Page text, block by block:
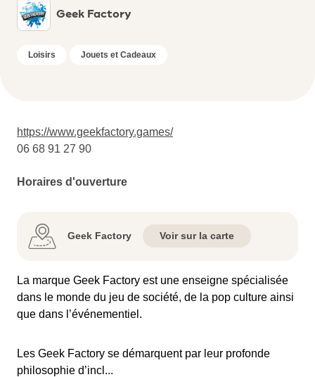
Geek Factory
Loisirs Jouets et Cadeaux
https://www.geekfactory.games/
06 68 91 27 90
Horaires d'ouverture
Geek Factory Voir sur la carte
La marque Geek Factory est une enseigne spécialisée
dans le monde du jeu de société, de la pop culture ainsi
que dans l’événementiel.
Les Geek Factory se démarquent par leur profonde
philosophie d’incl ...